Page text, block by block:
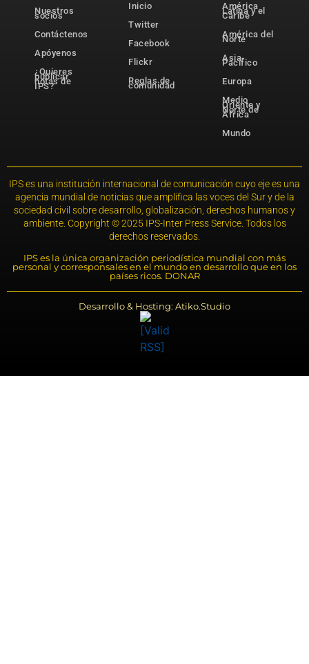
Nuestros
socios
Contáctenos
Apóyenos
¿Quieres
publicar
notas de
IPS?
Inicio
Twitter
Facebook
Flickr
Reglas de
comunidad
América
Latina y el
Caribe
América del
Norte
Asia-
Pacífico
Europa
Medio
Oriente y
Norte de
África
Mundo
IPS es una institución internacional de comunicación cuyo eje es una
agencia mundial de noticias que amplifica las voces del Sur y de la
sociedad civil sobre desarrollo, globalización, derechos humanos y
ambiente. Copyright © 2025 IPS-Inter Press Service. Todos los
derechos reservados.
IPS es la única organización periodística mundial con más
personal y corresponsales en el mundo en desarrollo que en los
países ricos. DONAR
Desarrollo & Hosting: Atiko.Studio